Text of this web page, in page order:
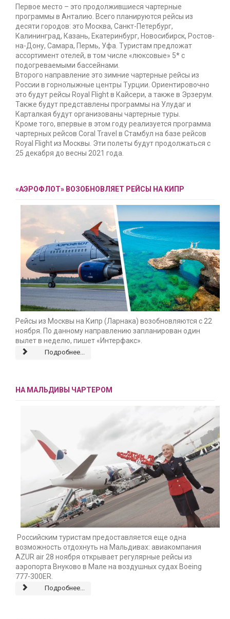
Первое место – это продолжившиеся чартерные
программы в Анталию. Всего планируются рейсы из
десяти городов: это Москва, Санкт-Петербург,
Калининград, Казань, Екатеринбург, Новосибирск, Ростов-
на-Дону, Самара, Пермь, Уфа. Туристам предложат
ассортимент отелей, в том числе «люксовые» 5* с
подогреваемыми бассейнами.
Второго направление это зимние чартерные рейсы из
России в горнолыжные центры Турции. Ориентировочно
это будут рейсы Royal Flight в Кайсери, а также в Эрзерум.
Также будут представлены программы на Улудаг и
Карталкая будут организованы чартерные туры.
Кроме того, впервые в этом году реализуется программа
чартерных рейсов Coral Travel в Стамбул на базе рейсов
Royal Flight из Москвы. Эти полеты будут продолжаться с
25 декабря до весны 2021 года.
«АЭРОФЛОТ» ВОЗОБНОВЛЯЕТ РЕЙСЫ НА КИПР
Рейсы из Москвы на Кипр (Ларнака) возобновляются с 22
ноября. По данному направлению запланирован один
вылет в неделю, пишет «Интерфакс».
Подробнее...
НА МАЛЬДИВЫ ЧАРТЕРОМ
Российским туристам предоставляется еще одна
возможность отдохнуть на Мальдивах: авиакомпания
AZUR air 28 ноября открывает регулярные рейсы из
аэропорта Внуково в Мале на воздушных судах Boeing
777-300ER.
Подробнее...